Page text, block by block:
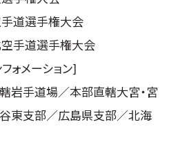
道選手権大会
手道選手権大会
ォメーション]
岩手道場／本部直轄大宮・宮
東支部／広島県支部／北海